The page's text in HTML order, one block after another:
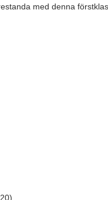
med denna